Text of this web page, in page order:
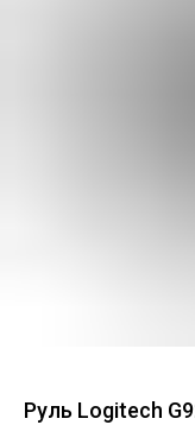
Руль Logitech